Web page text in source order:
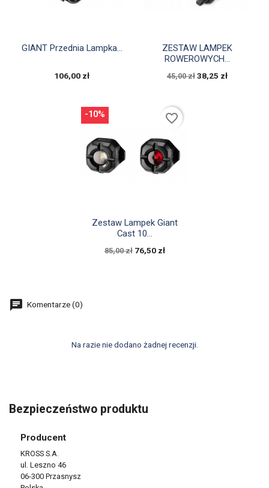
 Szybki podgląd
GIANT Przednia Lampka...
106,00 zł
Szybki podgląd
ZESTAW LAMPEK
ROWEROWYCH...
45,00 zł 38,25 zł
Szybki podgląd
Zestaw Lampek Giant
Cast 10...
85,00 zł 76,50 zł
-10% favorite_border
Komentarze (0)
Na razie nie dodano żadnej recenzji.
Bezpieczeństwo produktu
Producent
KROSS S.A.
ul. Leszno 46
06-300 Przasnysz